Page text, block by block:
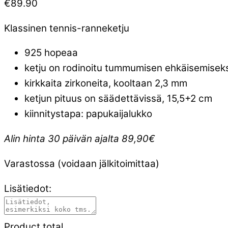
€89.90
Klassinen tennis-ranneketju
925 hopeaa
ketju on rodinoitu tummumisen
kirkkaita zirkoneita, kooltaan 2,3 mm
ketjun pituus on säädettävissä, 15,5+2 cm
kiinnitystapa: papukaijalukko
Alin hinta 30 päivän ajalta 89,90€
Varastossa (voidaan jälkitoimittaa)
Lisätiedot: